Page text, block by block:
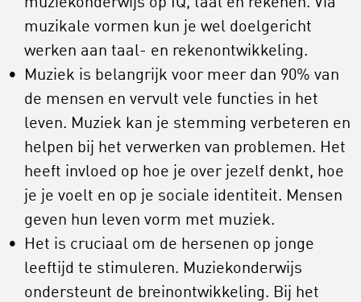
muzikale vormen kun je wel doelgericht
werken aan taal- en rekenontwikkeling.
Muziek is belangrijk voor meer dan 90% van
de mensen en vervult vele functies in het
leven. Muziek kan je stemming verbeteren en
helpen bij het verwerken van problemen. Het
heeft invloed op hoe je over jezelf denkt, hoe
je je voelt en op je sociale identiteit. Mensen
geven hun leven vorm met muziek.
Het is cruciaal om de hersenen op jonge
leeftijd te stimuleren. Muziekonderwijs
ondersteunt de breinontwikkeling. Bij het